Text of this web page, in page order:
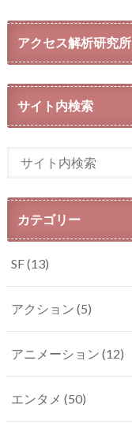
アクセス解析研究所
サイト内検索
カテゴリー
SF(13)
アクション (5)
アニメーション (12)
エンタメ (50)